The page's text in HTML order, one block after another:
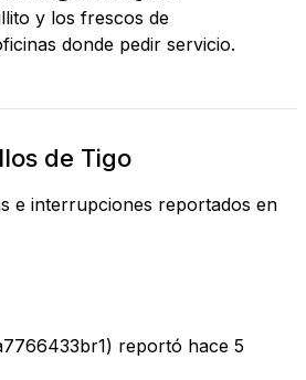
y los frescos de
donde pedir servicio.
de Tigo
e interrupciones reportados en
reportó hace 5